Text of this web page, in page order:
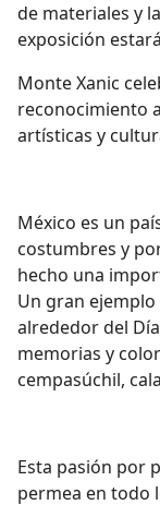
de materiales y
exposición
Monte Xanic
reconocimiento
artísticas y
México es un
costumbres y
hecho una
Un gran
alrededor del
memorias y
cempasúchil,
Esta pasión por
permea en todo